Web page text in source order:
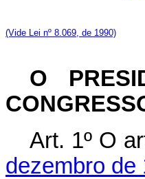
(Vide Lei nº 8.069, de 1990)
O
Art. 1º O
dezembro de